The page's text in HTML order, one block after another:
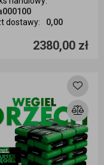
dostawy: 0,00
2380,00 zł
Ilość sztuk